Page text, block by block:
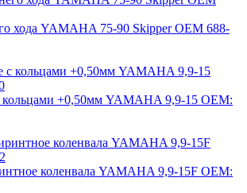
хода YAMAHA 75-90 Skipper OEM 688-
кольцами +0,50мм YAMAHA 9,9-15 OEM:
коленвала YAMAHA 9,9-15F OEM: